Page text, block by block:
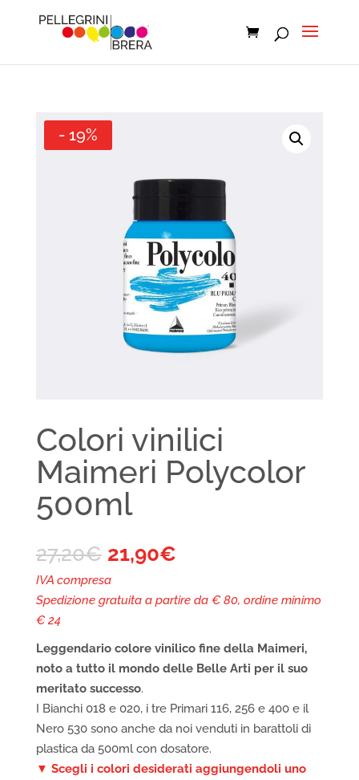
- 19%
Colori vinilici
Maimeri Polycolor
500ml
27,20€ 21,90€
IVA compresa
Spedizione gratuita a partire da € 80, ordine minimo
€ 24
Leggendario colore vinilico fine della Maimeri,
noto a tutto il mondo delle Belle Arti per il suo
meritato successo.
I Bianchi 018 e 020, i tre Primari 116, 256 e 400 e il
Nero 530 sono anche da noi venduti in barattoli di
plastica da 500ml con dosatore.
▼ Scegli i colori desiderati aggiungendoli uno